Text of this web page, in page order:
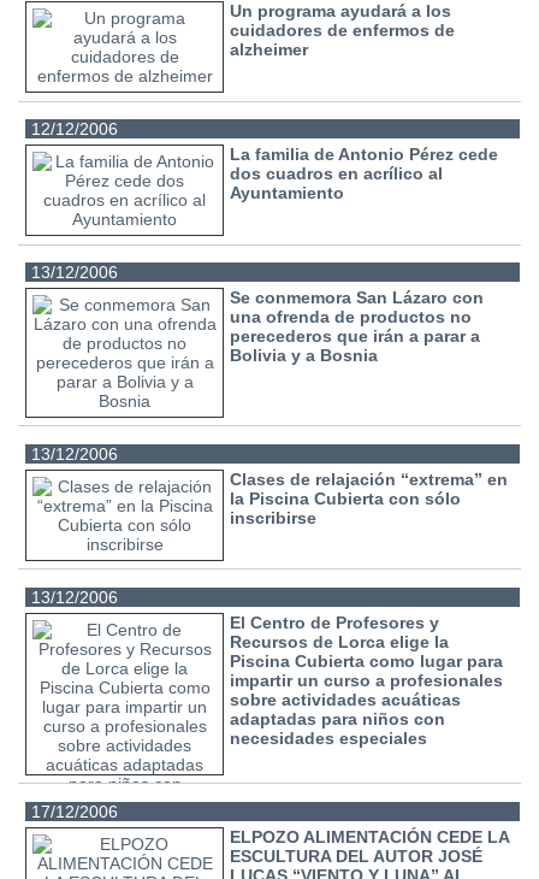
Un programa ayudará a los
cuidadores de enfermos de
alzheimer
12/12/2006
La familia de Antonio Pérez cede
dos cuadros en acrílico al
Ayuntamiento
13/12/2006
Se conmemora San Lázaro con
una ofrenda de productos no
perecederos que irán a parar a
Bolivia y a Bosnia
13/12/2006
Clases de relajación “extrema” en
la Piscina Cubierta con sólo
inscribirse
13/12/2006
El Centro de Profesores y
Recursos de Lorca elige la
Piscina Cubierta como lugar para
impartir un curso a profesionales
sobre actividades acuáticas
adaptadas para niños con
necesidades especiales
17/12/2006
ELPOZO ALIMENTACIÓN CEDE LA
ESCULTURA DEL AUTOR JOSÉ